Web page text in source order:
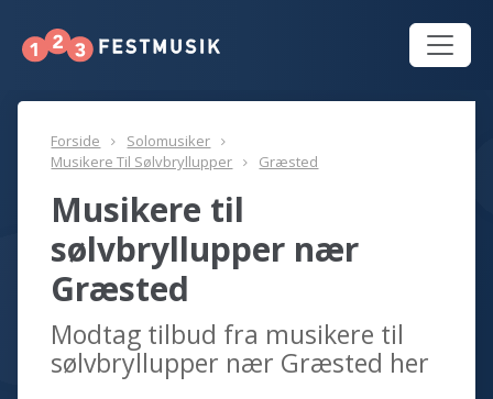
Forside
Solomusiker
Musikere Til Sølvbryllupper
Græsted
Musikere til
sølvbryllupper nær
Græsted
Modtag tilbud fra musikere til
sølvbryllupper nær Græsted her